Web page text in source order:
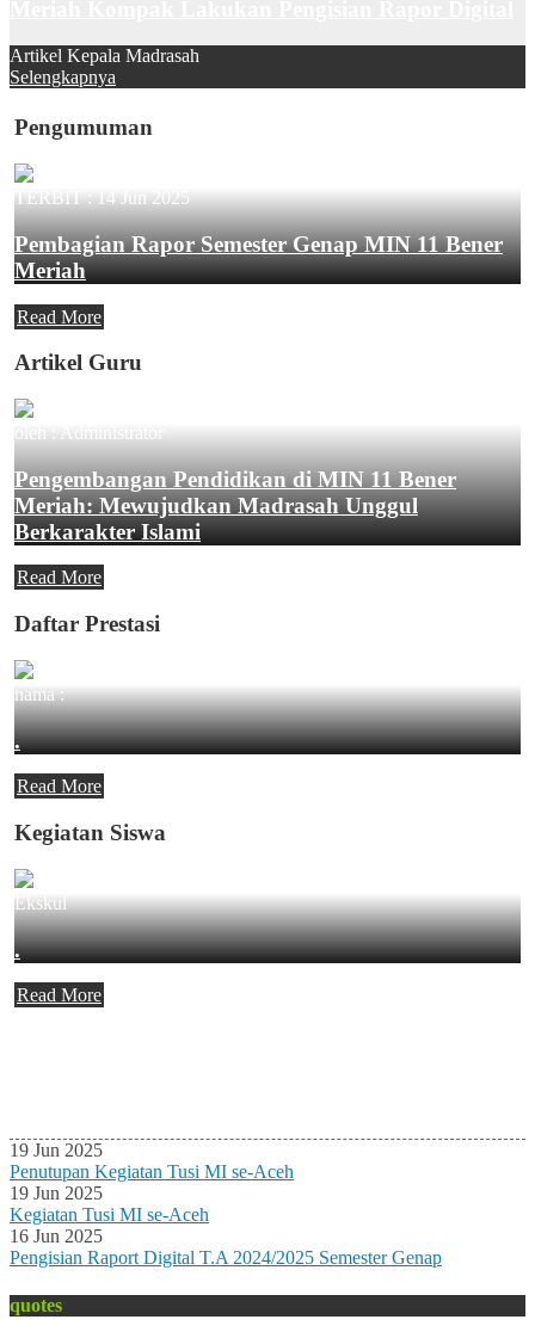
Artikel Kepala Madrasah
Selengkapnya
Pengumuman
TERBIT :14 Jun 2025
Pembagian Rapor Semester Genap MIN 11 Bener
Meriah
Read More
Artikel Guru
oleh : Administrator
Pengembangan Pendidikan di MIN 11 Bener
Meriah: Mewujudkan Madrasah Unggul
Berkarakter Islami
Read More
Daftar Prestasi
nama :
.
Read More
Kegiatan Siswa
Ekskul
.
Read More
19 Jun 2025
Penutupan Kegiatan Tusi MI se-Aceh
19 Jun 2025
Kegiatan Tusi MI se-Aceh
16 Jun 2025
Pengisian Raport Digital T.A 2024/2025 Semester Genap
quotes